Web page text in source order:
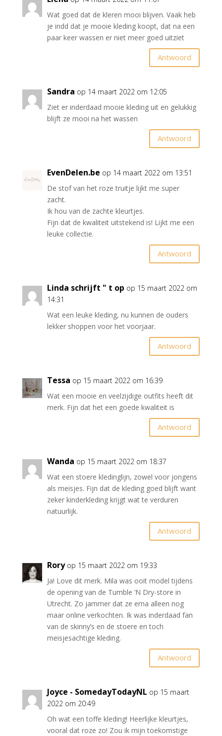
Wat goed dat de kleren mooi blijven. Vaak heb
je indd dat je mooie kleding koopt, dat na een
paar keer wassen er niet meer goed uitziet
Antwoord
Sandra op 14 maart 2022 om 12:05
Ziet er inderdaad mooie kleding uit en gelukkig
blijft ze mooi na het wassen
Antwoord
EvenDelen.be op 14 maart 2022 om 13:51
De stof van het roze truitje lijkt me super
zacht.
Ik hou van de zachte kleurtjes.
Fijn dat de kwaliteit uitstekend is! Lijkt me een
leuke collectie.
Antwoord
Linda schrijft " t op op 15 maart 2022 om
14:31
Wat een leuke kleding, nu kunnen de ouders
lekker shoppen voor het voorjaar.
Antwoord
Tessa op 15 maart 2022 om 16:39
Wat een mooie en veelzijdige outfits heeft dit
merk. Fijn dat het een goede kwaliteit is
Antwoord
Wanda op 15 maart 2022 om 18:37
Wat een stoere kledinglijn, zowel voor jongens
als meisjes. Fijn dat de kleding goed blijft want
zeker kinderkleding krijgt wat te verduren
natuurlijk.
Antwoord
Rory op 15 maart 2022 om 19:33
Ja! Love dit merk. Mila was ooit model tijdens
de opening van de Tumble ‘N Dry-store in
Utrecht. Zo jammer dat ze erna alleen nog
maar online verkochten. Ik was inderdaad fan
van de skinny’s en de stoere en toch
meisjesachtige kleding.
Antwoord
Joyce - SomedayTodayNL op 15 maart
2022 om 20:49
Oh wat een toffe kleding! Heerlijke kleurtjes,
vooral dat roze zo! Zou ik mijn toekomstige